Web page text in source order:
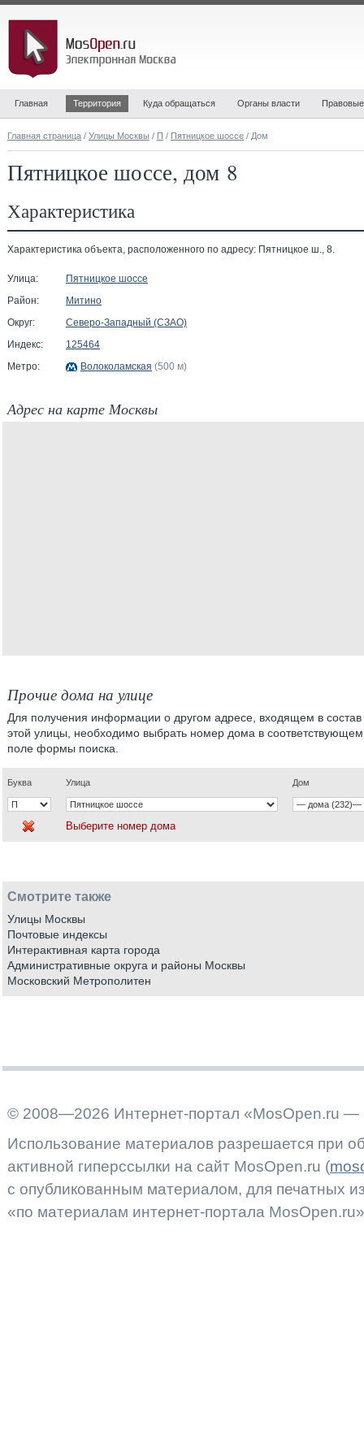
Главная Территория Куда обращаться Органы власти
Главная страница / Улицы Москвы / П / Пятницкое шоссе / Дом
Пятницкое шоссе, дом 8
Характеристика
Характеристика объекта, расположенного по адресу: Пятницкое ш., 8.
Улица:
Пятницкое шоссе
Район:
Митино
Округ:
Северо-Западный (СЗАО)
Индекс:
125464
Метро:
Волоколамская (500 м)
Адрес на карте Москвы
Прочие дома на улице
Для получения информации о другом адресе, входящем в состав
этой улицы, необходимо выбрать номер дома в соответствующем
поле формы поиска.
Буква Улица Дом
Выберите номер дома
Смотрите также
Улицы Москвы
Почтовые индексы
Интерактивная карта города
Административные округа и районы Москвы
Московский Метрополитен
© 2008—2026 Интернет-портал «MosOpen.ru —
Использование материалов разрешается при
активной гиперссылки на сайт MosOpen.ru (
с опубликованным материалом, для печатных
«по материалам интернет-портала